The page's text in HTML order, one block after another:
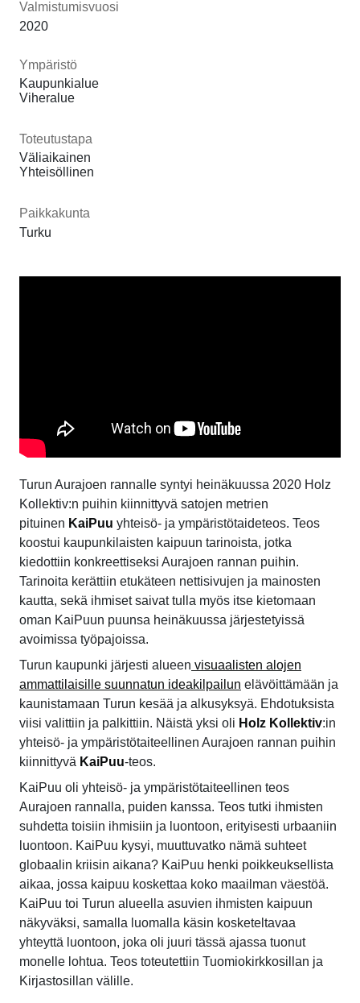
Valmistumisvuosi
2020
Ympäristö
Kaupunkialue
Viheralue
Toteutustapa
Väliaikainen
Yhteisöllinen
Paikkakunta
Turku
Turun Aurajoen rannalle syntyi heinäkuussa 2020 Holz
Kollektiv:n puihin kiinnittyvä satojen metrien
pituinen KaiPuu yhteisö- ja ympäristötaideteos. Teos
koostui kaupunkilaisten kaipuun tarinoista, jotka
kiedottiin konkreettiseksi Aurajoen rannan puihin.
Tarinoita kerättiin etukäteen nettisivujen ja mainosten
kautta, sekä ihmiset saivat tulla myös itse kietomaan
oman KaiPuun puunsa heinäkuussa järjestetyissä
avoimissa työpajoissa.
Turun kaupunki järjesti alueen visuaalisten alojen
ammattilaisille suunnatun ideakilpailun elävöittämään ja
kaunistamaan Turun kesää ja alkusyksyä. Ehdotuksista
viisi valittiin ja palkittiin. Näistä yksi oli Holz Kollektiv:in
yhteisö- ja ympäristötaiteellinen Aurajoen rannan puihin
kiinnittyvä KaiPuu-teos.
KaiPuu oli yhteisö- ja ympäristötaiteellinen teos
Aurajoen rannalla, puiden kanssa. Teos tutki ihmisten
suhdetta toisiin ihmisiin ja luontoon, erityisesti urbaaniin
luontoon. KaiPuu kysyi, muuttuvatko nämä suhteet
globaalin kriisin aikana? KaiPuu henki poikkeuksellista
aikaa, jossa kaipuu koskettaa koko maailman väestöä.
KaiPuu toi Turun alueella asuvien ihmisten kaipuun
näkyväksi, samalla luomalla käsin kosketeltavaa
yhteyttä luontoon, joka oli juuri tässä ajassa tuonut
monelle lohtua. Teos toteutettiin Tuomiokirkkosillan ja
Kirjastosillan välille.